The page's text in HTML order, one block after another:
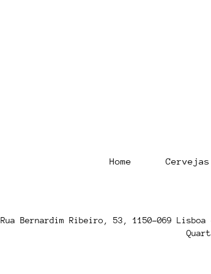
Home Cervejas
Rua Bernardim Ribeiro, 53, 1150-069